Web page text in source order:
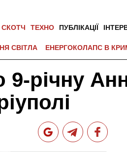
СКОТЧ ТЕХНО ПУБЛІКАЦІЇ
СВІТЛА ЕНЕРГОКОЛАПС В
річну